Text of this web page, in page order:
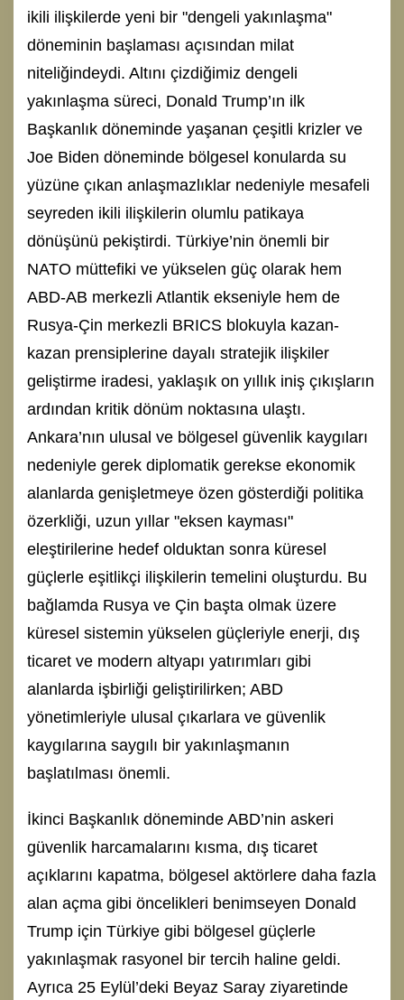
ikili ilişkilerde yeni bir "dengeli yakınlaşma"
döneminin başlaması açısından milat
niteliğindeydi. Altını çizdiğimiz dengeli
yakınlaşma süreci, Donald Trump’ın ilk
Başkanlık döneminde yaşanan çeşitli krizler ve
Joe Biden döneminde bölgesel konularda su
yüzüne çıkan anlaşmazlıklar nedeniyle mesafeli
seyreden ikili ilişkilerin olumlu patikaya
dönüşünü pekiştirdi. Türkiye’nin önemli bir
NATO müttefiki ve yükselen güç olarak hem
ABD-AB merkezli Atlantik ekseniyle hem de
Rusya-Çin merkezli BRICS blokuyla kazan-
kazan prensiplerine dayalı stratejik ilişkiler
geliştirme iradesi, yaklaşık on yıllık iniş çıkışların
ardından kritik dönüm noktasına ulaştı.
Ankara’nın ulusal ve bölgesel güvenlik kaygıları
nedeniyle gerek diplomatik gerekse ekonomik
alanlarda genişletmeye özen gösterdiği politika
özerkliği, uzun yıllar "eksen kayması"
eleştirilerine hedef olduktan sonra küresel
güçlerle eşitlikçi ilişkilerin temelini oluşturdu. Bu
bağlamda Rusya ve Çin başta olmak üzere
küresel sistemin yükselen güçleriyle enerji, dış
ticaret ve modern altyapı yatırımları gibi
alanlarda işbirliği geliştirilirken; ABD
yönetimleriyle ulusal çıkarlara ve güvenlik
kaygılarına saygılı bir yakınlaşmanın
başlatılması önemli.
İkinci Başkanlık döneminde ABD’nin askeri
güvenlik harcamalarını kısma, dış ticaret
açıklarını kapatma, bölgesel aktörlere daha fazla
alan açma gibi öncelikleri benimseyen Donald
Trump için Türkiye gibi bölgesel güçlerle
yakınlaşmak rasyonel bir tercih haline geldi.
Ayrıca 25 Eylül’deki Beyaz Saray ziyaretinde